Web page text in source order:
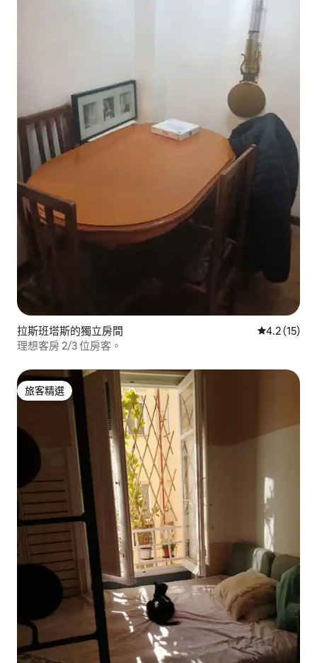
拉斯班塔斯的獨立房間 從 15 則評
4.2 (15)
理想客房 2/3 位房客。
旅客精選
旅客精選